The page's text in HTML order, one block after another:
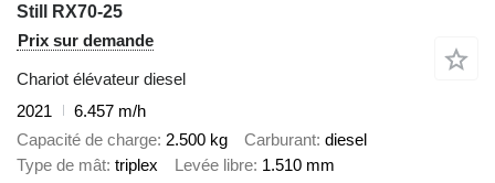
Still RX70-25
Prix sur demande
Chariot élévateur diesel
2021
6.457 m/h
Capacité de charge 2.500 kg Carburant diesel
Type de mât triplex Levée libre 1.510 mm